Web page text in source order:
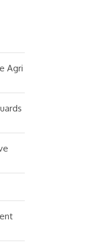
Agri